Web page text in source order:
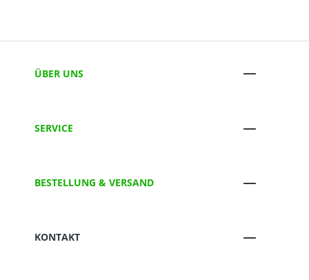
ÜBER UNS
SERVICE
BESTELLUNG & VERSAND
KONTAKT